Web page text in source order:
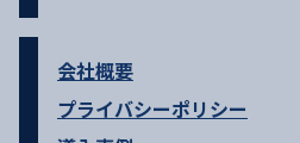
会社概要
プライバシーポリシー